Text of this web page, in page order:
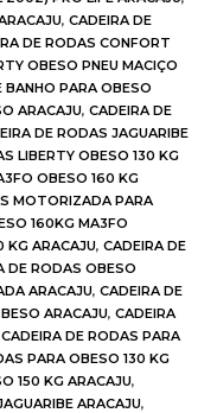
, CADEIRA DE
DE RODAS CONFORT
OBESO PNEU MACIÇO
BANHO PARA OBESO
ARACAJU, CADEIRA DE
DE RODAS JAGUARIBE
LIBERTY OBESO 130 KG
OBESO 160 KG
MOTORIZADA PARA
160KG MA3FO
KG ARACAJU, CADEIRA DE
DE RODAS OBESO
ARACAJU, CADEIRA DE
ARACAJU, CADEIRA
CADEIRA DE RODAS PARA
PARA OBESO 130 KG
150 KG ARACAJU,
ARACAJU,